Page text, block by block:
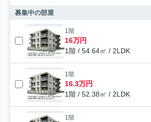
募集中の部屋
1階
16万円
1階 / 54.64㎡ / 2LDK
1階
16.3万円
1階 / 52.38㎡ / 2LDK
1階